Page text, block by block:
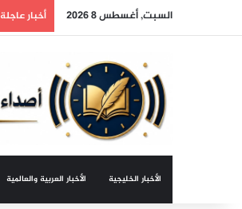
السبت, أغسطس 8 2026 أخبار عاجلة
الأخبار الخليجية الأخبار العربية والعالمية